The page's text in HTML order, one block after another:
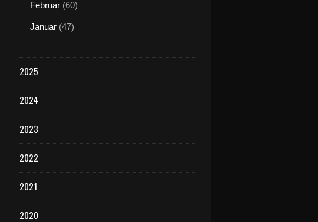
Februar (60)
Januar (47)
2025
2024
2023
2022
2021
2020